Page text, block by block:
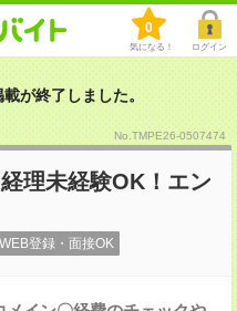
0
気になる！ ログイン
が終了しました。
No.TMPE26-0507474
理未経験OK！エン
WEB登録・面接OK